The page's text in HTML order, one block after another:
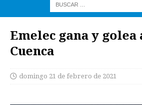
Emelec gana y
Cuenca
domingo 21 de febrero de 2021